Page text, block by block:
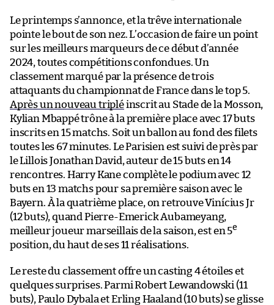
Le printemps s’annonce, et la trêve internationale
pointe le bout de son nez. L’occasion de faire un point
sur les meilleurs marqueurs de ce début d’année
2024, toutes compétitions confondues. Un
classement marqué par la présence de trois
attaquants du championnat de France dans le top 5.
Après un nouveau tripléinscrit au Stade de la Mosson,
Kylian Mbappé trône à la première place avec 17 buts
inscrits en 15 matchs. Soit un ballon au fond des filets
toutes les 67 minutes. Le Parisien est suivi de près par
le Lillois Jonathan David, auteur de 15 buts en 14
rencontres. Harry Kane complète le podium avec 12
buts en 13 matchs pour sa première saison avec le
Bayern. À la quatrième place, on retrouve Vinícius Jr
(12 buts), quand Pierre-Emerick Aubameyang,
meilleur joueur marseillais de la saison, est en 5e
position, du haut de ses 11 réalisations.
Le reste du classement offre un casting 4 étoiles et
quelques surprises. Parmi Robert Lewandowski (11
buts), Paulo Dybala et Erling Haaland (10 buts) se glisse